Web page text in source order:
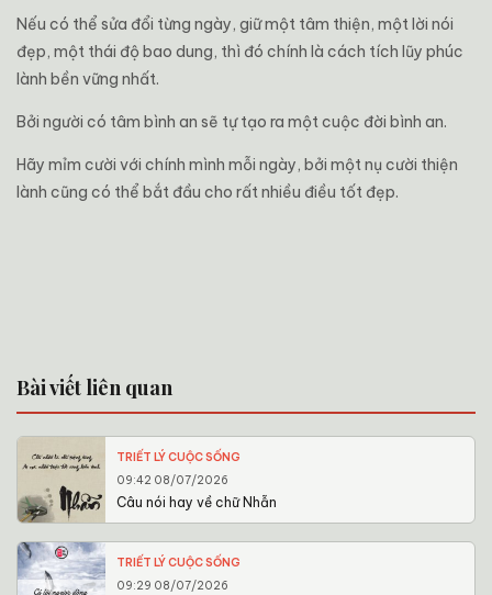
Nếu có thể sửa đổi từng ngày, giữ một tâm thiện, một lời nói
đẹp, một thái độ bao dung, thì đó chính là cách tích lũy phúc
lành bền vững nhất.
Bởi người có tâm bình an sẽ tự tạo ra một cuộc đời bình an.
Hãy mỉm cười với chính mình mỗi ngày, bởi một nụ cười thiện
lành cũng có thể bắt đầu cho rất nhiều điều tốt đẹp.
Bài viết liên quan
TRIẾT LÝ CUỘC SỐNG
09:42 08/07/2026
Câu nói hay về chữ Nhẫn
TRIẾT LÝ CUỘC SỐNG
09:29 08/07/2026